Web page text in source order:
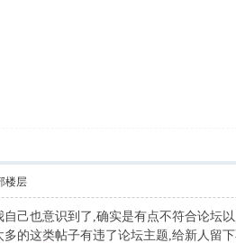
楼层
己也意识到了,确实是有点不符合论坛
的这类帖子有违了论坛主题,给新人留